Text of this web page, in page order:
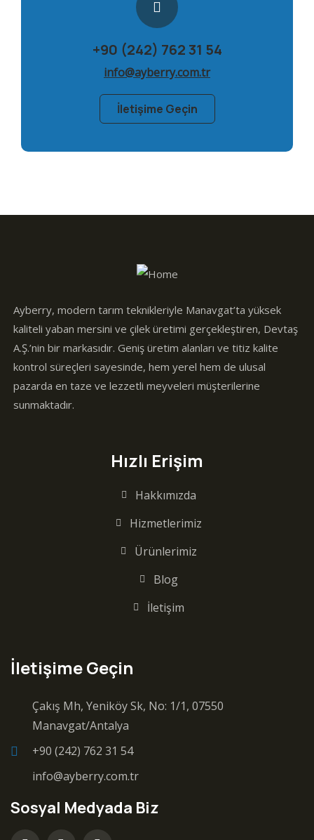
+90 (242) 762 31 54
info@ayberry.com.tr
İletişime Geçin
Ayberry, modern tarım teknikleriyle Manavgat’ta yüksek
kaliteli yaban mersini ve çilek üretimi gerçekleştiren, Devtaş
A.Ş.’nin bir markasıdır. Geniş üretim alanları ve titiz kalite
kontrol süreçleri sayesinde, hem yerel hem de ulusal
pazarda en taze ve lezzetli meyveleri müşterilerine
sunmaktadır.
Hızlı Erişim
Hakkımızda
Hizmetlerimiz
Ürünlerimiz
Blog
İletişim
İletişime Geçin
Çakış Mh, Yeniköy Sk, No: 1/1, 07550
Manavgat/Antalya
+90 (242) 762 31 54
info@ayberry.com.tr
Sosyal Medyada Biz